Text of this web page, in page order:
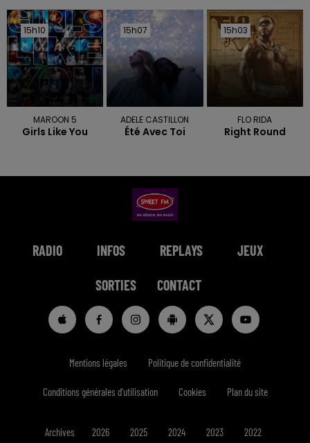
15h10
15h10
MAROON 5
Girls Like You
15h07
15h07
ADELE CASTILLON
Été Avec Toi
15h03
15h03
FLO RIDA
Right Round
RADIO INFOS REPLAYS JEUX
SORTIES CONTACT
Mentions légales Politique de confidentialité
Conditions générales d'utilisation Cookies Plan du site
Archives 2026 2025 2024 2023 2022